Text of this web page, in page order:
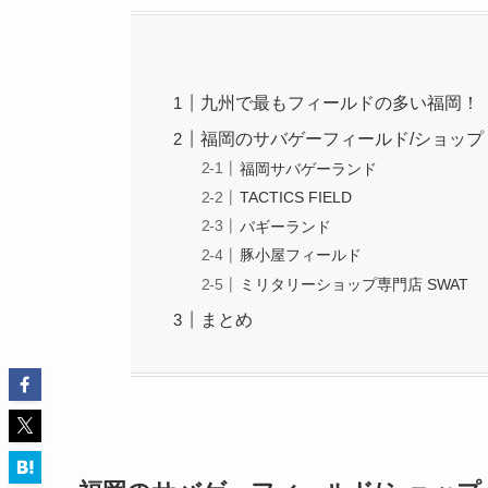
九州で最もフィールドの多い福岡！
福岡のサバゲーフィールド/ショップ
福岡サバゲーランド
TACTICS FIELD
バギーランド
豚小屋フィールド
ミリタリーショップ専門店 SWAT
まとめ